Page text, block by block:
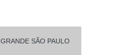
GRANDE SÃO PAULO